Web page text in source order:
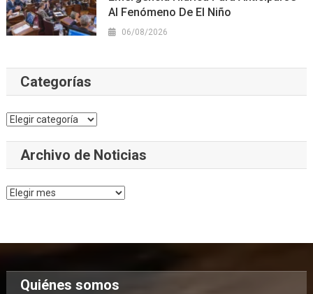
Al Fenómeno De El Niño
06/08/2026
Categorías
Categorías
Archivo de Noticias
Archivo
Quiénes somos